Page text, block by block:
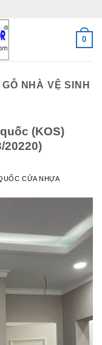
0
NHÀ VỆ SINH
(KOS)
20220)
CỬA NHỰA